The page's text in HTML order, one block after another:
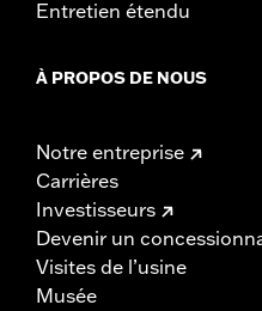
Entretien étendu
À PROPOS DE NOUS
Notre entreprise
Carrières
Investisseurs
Devenir un
Visites de l’usine
Musée